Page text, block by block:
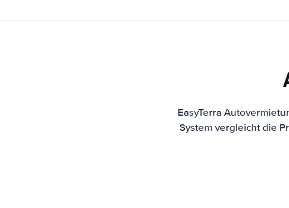
EasyTerra
System vergleicht die